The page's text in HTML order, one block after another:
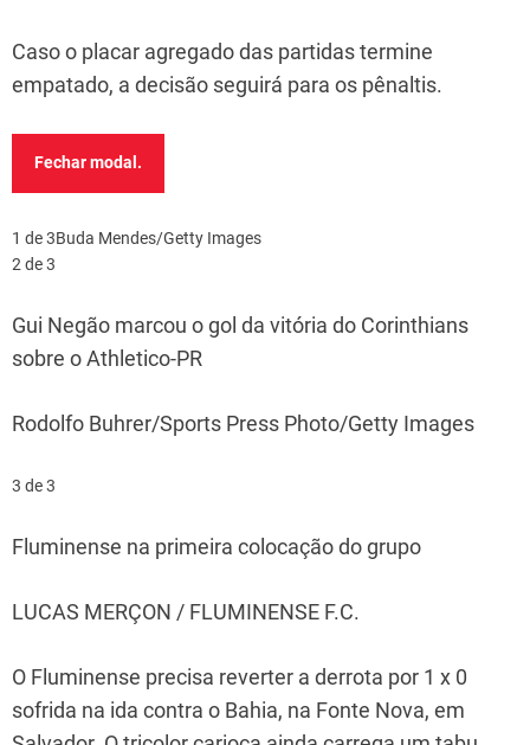
Caso o placar agregado das partidas termine
empatado, a decisão seguirá para os pênaltis.
Fechar modal.
1 de 3Buda Mendes/Getty Images
2 de 3
Gui Negão marcou o gol da vitória do Corinthians
sobre o Athletico-PR
Rodolfo Buhrer/Sports Press Photo/Getty Images
3 de 3
Fluminense na primeira colocação do grupo
LUCAS MERÇON / FLUMINENSE F.C.
O Fluminense precisa reverter a derrota por 1 x 0
sofrida na ida contra o Bahia, na Fonte Nova, em